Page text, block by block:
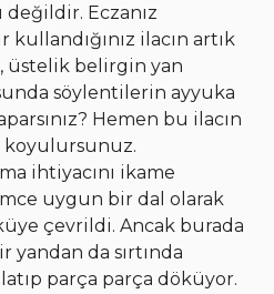
değildir. Eczanız
kullandığınız ilacın artık
üstelik belirgin yan
söylentilerin ayyuka
Hemen bu ilacın
koyulursunuz.
ihtiyacını ikame
uygun bir dal olarak
çevrildi. Ancak burada
yandan da sırtında
parça parça döküyor.